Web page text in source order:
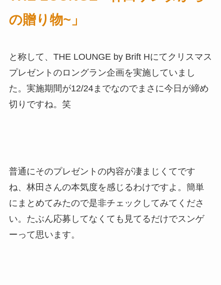
の贈り物~」
と称して、THE LOUNGE by Brift Hにてクリスマス
プレゼントのロングラン企画を実施していまし
た。実施期間が12/24までなのでまさに今日が締め
切りですね。笑
普通にそのプレゼントの内容が凄まじくてです
ね、林田さんの本気度を感じるわけですよ。簡単
にまとめてみたので是非チェックしてみてくださ
い。たぶん応募してなくても見てるだけでスンゲ
ーって思います。